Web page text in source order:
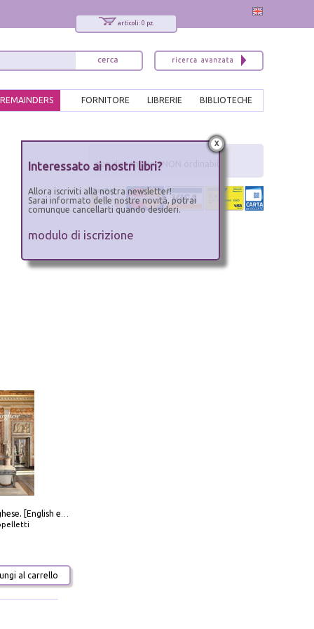
articoli: 0 pz.
BIBLIOTECHE
LIBRERIE
FORNITORE
REMAINDERS
Galleria Borghese. [English edition]
al carrello
non disponibile - NON ordinabile
x
Interessato ai nostri libri?
Allora iscriviti alla nostra newsletter!
Sarai informato delle nostre novità, potrai
comunque cancellarti quando desideri.
modulo di iscrizione